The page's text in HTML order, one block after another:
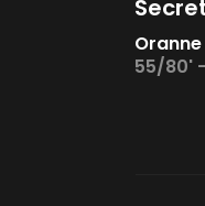
55/80'